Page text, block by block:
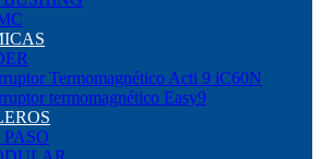
Termomagnético Acti 9 iC60N
termomagnético Easy9